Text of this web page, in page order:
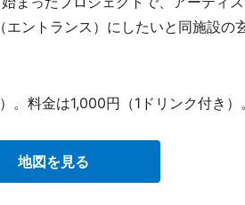
ントランス）にしたいと同施設の
料金は1,000円（1ドリンク付き）。
地図を見る